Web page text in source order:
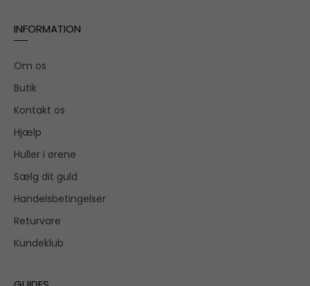
INFORMATION
Om os
Butik
Kontakt os
Hjælp
Huller i ørene
Sælg dit guld
Handelsbetingelser
Returvare
Kundeklub